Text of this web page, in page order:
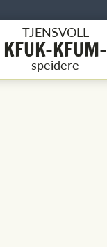
TJENSVOLL
KFUK-KFUM-
speidere